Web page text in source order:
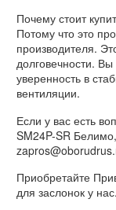
Почему стоит
Потому что это
производителя.
долговечности.
уверенность в
вентиляции.
Если у вас есть
SM24P-SR
Приобретайте
для заслонок у нас.